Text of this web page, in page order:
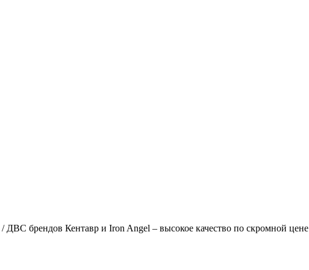
/ ДВС брендов Кентавр и Iron Angel – высокое качество по скромной цене